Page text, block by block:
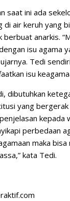
saat ini ada
di air keruh yang
berbuat anarkis.
isu agama
Tedi
isu
dibutuhkan
yang
kepada
perbedaan
maka
kata Tedi.